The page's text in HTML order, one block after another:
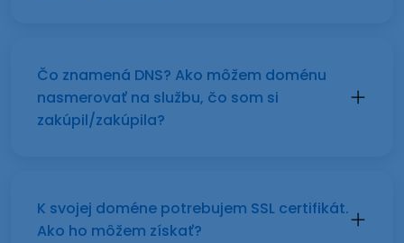
Čo znamená DNS? Ako môžem doménu
nasmerovať na službu, čo som si
zakúpil/zakúpila?
K svojej doméne potrebujem SSL certifikát.
Ako ho môžem získať?